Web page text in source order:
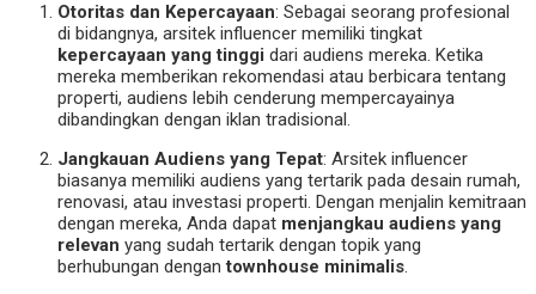
Otoritas dan Kepercayaan: Sebagai seorang profesional
di bidangnya, arsitek influencer memiliki tingkat
kepercayaan yang tinggi dari audiens mereka. Ketika
mereka memberikan rekomendasi atau berbicara tentang
properti, audiens lebih cenderung mempercayainya
dibandingkan dengan iklan tradisional.
Jangkauan Audiens yang Tepat: Arsitek influencer
biasanya memiliki audiens yang tertarik pada desain rumah,
renovasi, atau investasi properti. Dengan menjalin kemitraan
dengan mereka, Anda dapat menjangkau audiens yang
relevan yang sudah tertarik dengan topik yang
berhubungan dengantownhouse minimalis.